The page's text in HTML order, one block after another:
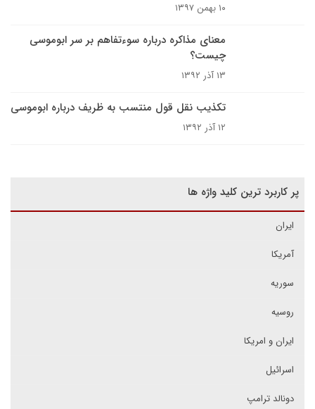
۱۰ بهمن ۱۳۹۷
معنای مذاکره درباره سوءتفاهم بر سر ابوموسی
چیست؟
۱۳ آذر ۱۳۹۲
تکذیب نقل قول منتسب به ظریف درباره ابوموسی
۱۲ آذر ۱۳۹۲
پر کاربرد ترین کلید واژه ها
ایران
آمریکا
سوریه
روسیه
ایران و امریکا
اسرائیل
دونالد ترامپ